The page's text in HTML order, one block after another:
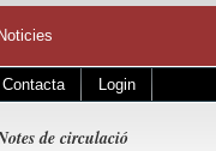
Noticies
Contacta Login
de circulació